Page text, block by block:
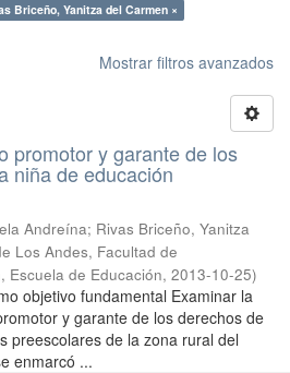
Briceño, Yanitza del Carmen ×
Mostrar filtros avanzados
promotor y garante de los
niña de educación
Andreína; Rivas Briceño, Yanitza
Los Andes, Facultad de
Escuela de Educación, 2013-10-25)
objetivo fundamental Examinar la
y garante de los derechos de
preescolares de la zona rural del
enmarcó ...